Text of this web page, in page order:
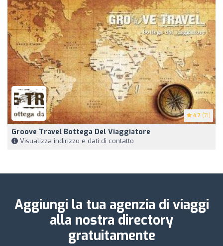
4.7 (71)
Groove Travel Bottega Del Viaggiatore
Visualizza indirizzo e dati di contatto
Aggiungi la tua agenzia di viaggi
alla nostra directory
gratuitamente